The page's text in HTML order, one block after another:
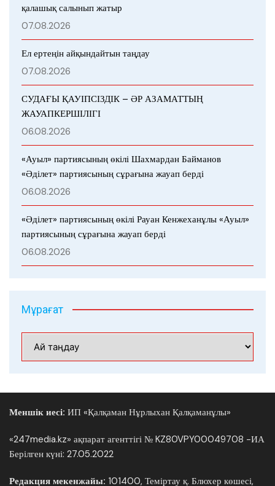
қалашық салынып жатыр
07.08.2026
Ел ертеңін айқындайтын таңдау
07.08.2026
СУДАҒЫ ҚАУІПСІЗДІК – ӘР АЗАМАТТЫҢ
ЖАУАПКЕРШІЛІГІ
06.08.2026
«Ауыл» партиясының өкілі Шахмардан Байманов
«Әділет» партиясының сұрағына жауап берді
06.08.2026
«Әділет» партиясының өкілі Рауан Кенжеханұлы «Ауыл»
партиясының сұрағына жауап берді
06.08.2026
Мұрағат
Меншік иесі: ИП «Қалқаман Нұрлыхан Қалқаманұлы»
«247media.kz» ақпарат агенттігі № KZ80VPY00049708 -ИА
Берілген күні: 27.05.2022
Редакция мекенжайы: 101400, Теміртау қ. Блюхер көшесі,